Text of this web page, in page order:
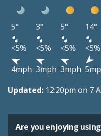
5° 3° 5° 14°
<5%
<5% <5% <5%
4mph 3mph 3mph
Updated: 12:20pm on 7
Are you enjoying